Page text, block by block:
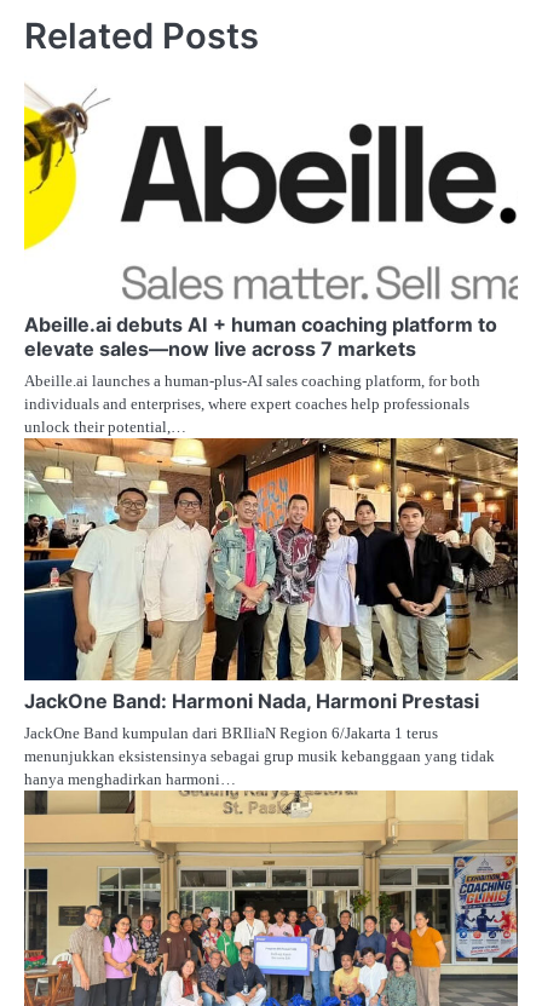
Related Posts
Abeille.ai debuts AI + human coaching platform to
elevate sales—now live across 7 markets
Abeille.ai launches a human-plus-AI sales coaching platform, for both
individuals and enterprises, where expert coaches help professionals
unlock their potential,…
JackOne Band: Harmoni Nada, Harmoni Prestasi
JackOne Band kumpulan dari BRIliaN Region 6/Jakarta 1 terus
menunjukkan eksistensinya sebagai grup musik kebanggaan yang tidak
hanya menghadirkan harmoni…